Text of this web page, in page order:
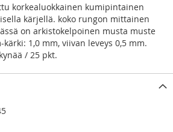
korkealuokkainen kumipintainen
kärjellä. koko rungon mittainen
on arkistokelpoinen musta muste
1,0 mm, viivan leveys 0,5 mm.
/ 25 pkt.